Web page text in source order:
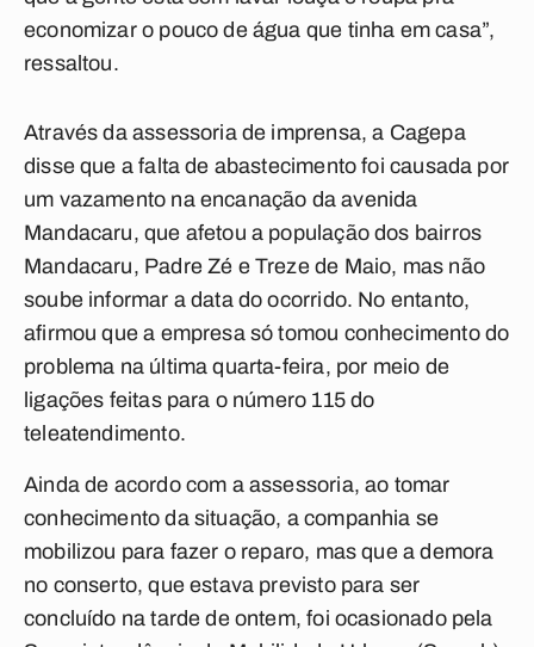
economizar o pouco de água que tinha em casa”,
ressaltou.
Através da assessoria de imprensa, a Cagepa
disse que a falta de abastecimento foi causada por
um vazamento na encanação da avenida
Mandacaru, que afetou a população dos bairros
Mandacaru, Padre Zé e Treze de Maio, mas não
soube informar a data do ocorrido. No entanto,
afirmou que a empresa só tomou conhecimento do
problema na última quarta-feira, por meio de
ligações feitas para o número 115 do
teleatendimento.
Ainda de acordo com a assessoria, ao tomar
conhecimento da situação, a companhia se
mobilizou para fazer o reparo, mas que a demora
no conserto, que estava previsto para ser
concluído na tarde de ontem, foi ocasionado pela